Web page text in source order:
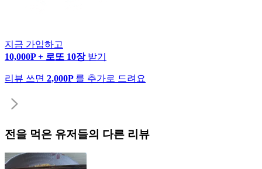
지금 가입하고
10,000P + 로또 10장 받기
리뷰 쓰면 2,000P 를 추가로 드려요
전을 먹은 유저들의 다른 리뷰